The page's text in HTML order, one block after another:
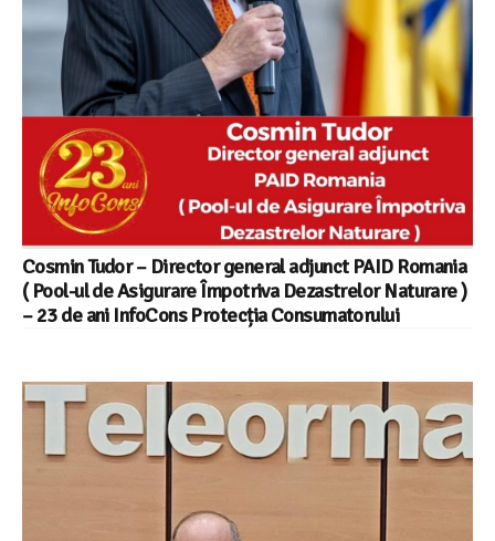
Cosmin Tudor – Director general adjunct PAID Romania
( Pool-ul de Asigurare Împotriva Dezastrelor Naturare )
– 23 de ani InfoCons Protecția Consumatorului